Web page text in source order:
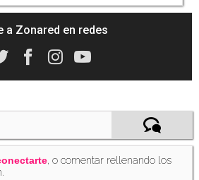
a Zonared en redes
, o comentar rellenando los